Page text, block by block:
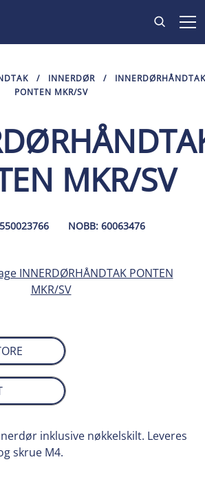
PRODUKTER
KONTAKT
/ INNERDØR /
INNERDØRHÅNDTAK
PONTEN MKR/SV
MKR/SV
NOBB: 60063476
inklusive nøkkelskilt. Leveres
skrue M4.